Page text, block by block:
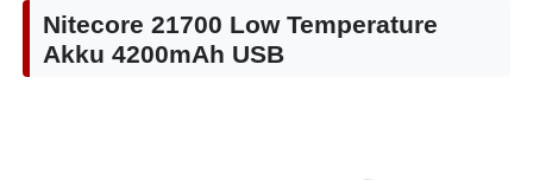
Nitecore 21700 Low Temperature
Akku 4200mAh USB